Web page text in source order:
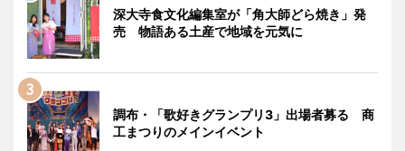
深大寺食文化編集室が「角大師どら焼き」発
売 物語ある土産で地域を元気に
調布・「歌好きグランプリ3」出場者募る 商
工まつりのメインイベント